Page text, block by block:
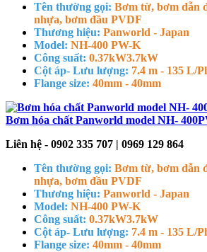
Tên thường gọi: Bơm từ, bơm dẫn
nhựa, bơm đầu PVDF
Thương hiệu: Panworld - Japan
Model: NH-400 PW-K
Công suất: 0.37kW3.7kW
Cột áp- Lưu lượng: 7.4 m - 135 L/
Flange size: 40mm - 40mm
Bơm hóa chất Panworld model NH-
Liên hệ - 0902 335 707 | 0969 129 864
Tên thường gọi: Bơm từ, bơm dẫn
nhựa, bơm đầu PVDF
Thương hiệu: Panworld - Japan
Model: NH-400 PW-K
Công suất: 0.37kW3.7kW
Cột áp- Lưu lượng: 7.4 m - 135 L/
Flange size: 40mm - 40mm